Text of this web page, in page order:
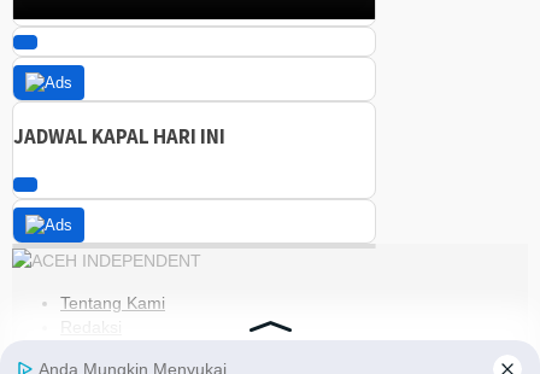
JADWAL KAPAL HARI INI
Tentang Kami
Redaksi